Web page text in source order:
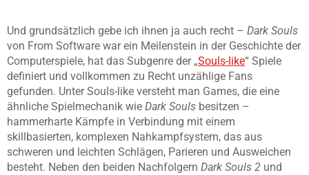
Und grundsätzlich gebe ich ihnen ja auch recht – Dark Souls
von From Software war ein Meilenstein in der Geschichte der
Computerspiele, hat das Subgenre der „Souls-like“ Spiele
definiert und vollkommen zu Recht unzählige Fans
gefunden. Unter Souls-like versteht man Games, die eine
ähnliche Spielmechanik wie Dark Souls besitzen –
hammerharte Kämpfe in Verbindung mit einem
skillbasierten, komplexen Nahkampfsystem, das aus
schweren und leichten Schlägen, Parieren und Ausweichen
besteht. Neben den beiden Nachfolgern Dark Souls 2 und